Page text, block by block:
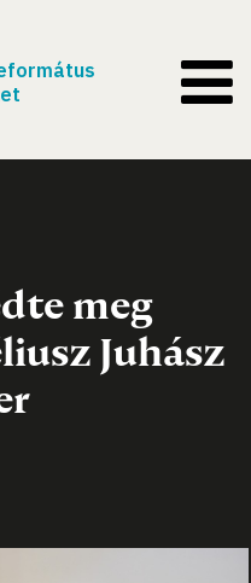
meg
Juhász